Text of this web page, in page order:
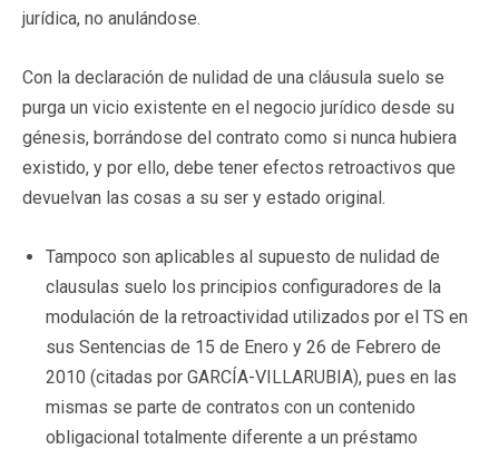
jurídica, no anulándose.
Con la declaración de nulidad de una cláusula suelo se
purga un vicio existente en el negocio jurídico desde su
génesis, borrándose del contrato como si nunca hubiera
existido, y por ello, debe tener efectos retroactivos que
devuelvan las cosas a su ser y estado original.
Tampoco son aplicables al supuesto de nulidad de
clausulas suelo los principios configuradores de la
modulación de la retroactividad utilizados por el TS en
sus Sentencias de 15 de Enero y 26 de Febrero de
2010 (citadas por GARCÍA-VILLARUBIA), pues en las
mismas se parte de contratos con un contenido
obligacional totalmente diferente a un préstamo